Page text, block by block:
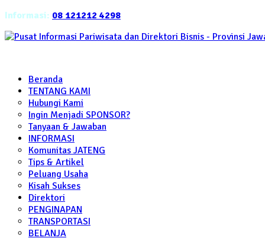
Informasi: 08 121212 4298
Beranda
TENTANG KAMI
Hubungi Kami
Ingin Menjadi SPONSOR?
Tanyaan & Jawaban
INFORMASI
Komunitas JATENG
Tips & Artikel
Peluang Usaha
Kisah Sukses
Direktori
PENGINAPAN
TRANSPORTASI
BELANJA